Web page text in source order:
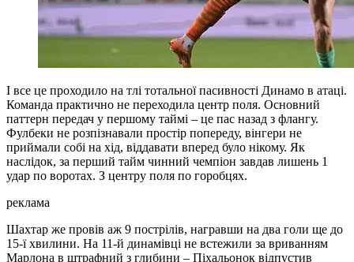
І все це проходило на тлі тотальної пасивності Динамо в атаці.
Команда практично не переходила центр поля. Основний
паттерн передач у першому таймі – це пас назад з флангу.
Фулбеки не розпізнавали простір попереду, вінгери не
приймали собі на хід, віддавати вперед було нікому. Як
наслідок, за перший тайм чинний чемпіон завдав лишень 1
удар по воротах. З центру поля по горобцях.
реклама
Шахтар же провів аж 9 пострілів, награвши на два голи ще до
15-ї хвилини. На 11-й динамівці не встежили за вриванням
Марлона в штрафний з глибини – Піхальонок відпустив